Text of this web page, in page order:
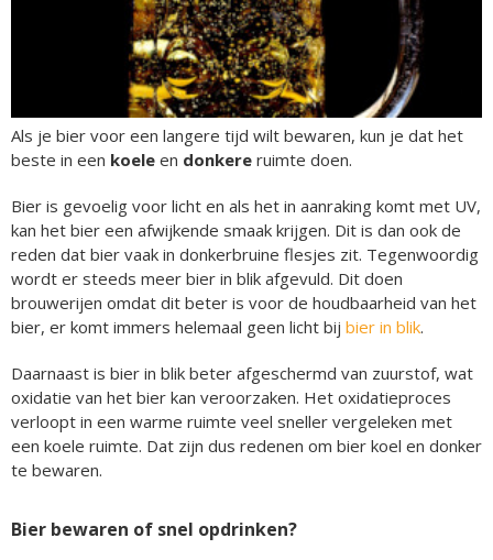
Als je bier voor een langere tijd wilt bewaren, kun je dat het
beste in een koele en donkere ruimte doen.
Bier is gevoelig voor licht en als het in aanraking komt met UV,
kan het bier een afwijkende smaak krijgen. Dit is dan ook de
reden dat bier vaak in donkerbruine flesjes zit. Tegenwoordig
wordt er steeds meer bier in blik afgevuld. Dit doen
brouwerijen omdat dit beter is voor de houdbaarheid van het
bier, er komt immers helemaal geen licht bij bier in blik.
Daarnaast is bier in blik beter afgeschermd van zuurstof, wat
oxidatie van het bier kan veroorzaken. Het oxidatieproces
verloopt in een warme ruimte veel sneller vergeleken met
een koele ruimte. Dat zijn dus redenen om bier koel en donker
te bewaren.
Bier bewaren of snel opdrinken?